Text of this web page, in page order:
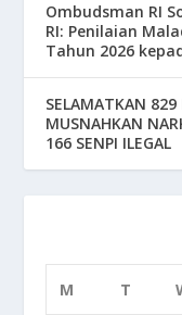
Ombudsman RI
RI: Penilaian
Tahun 2026
SELAMATKAN 829
MUSNAHKAN
166 SENPI ILEGAL
M T